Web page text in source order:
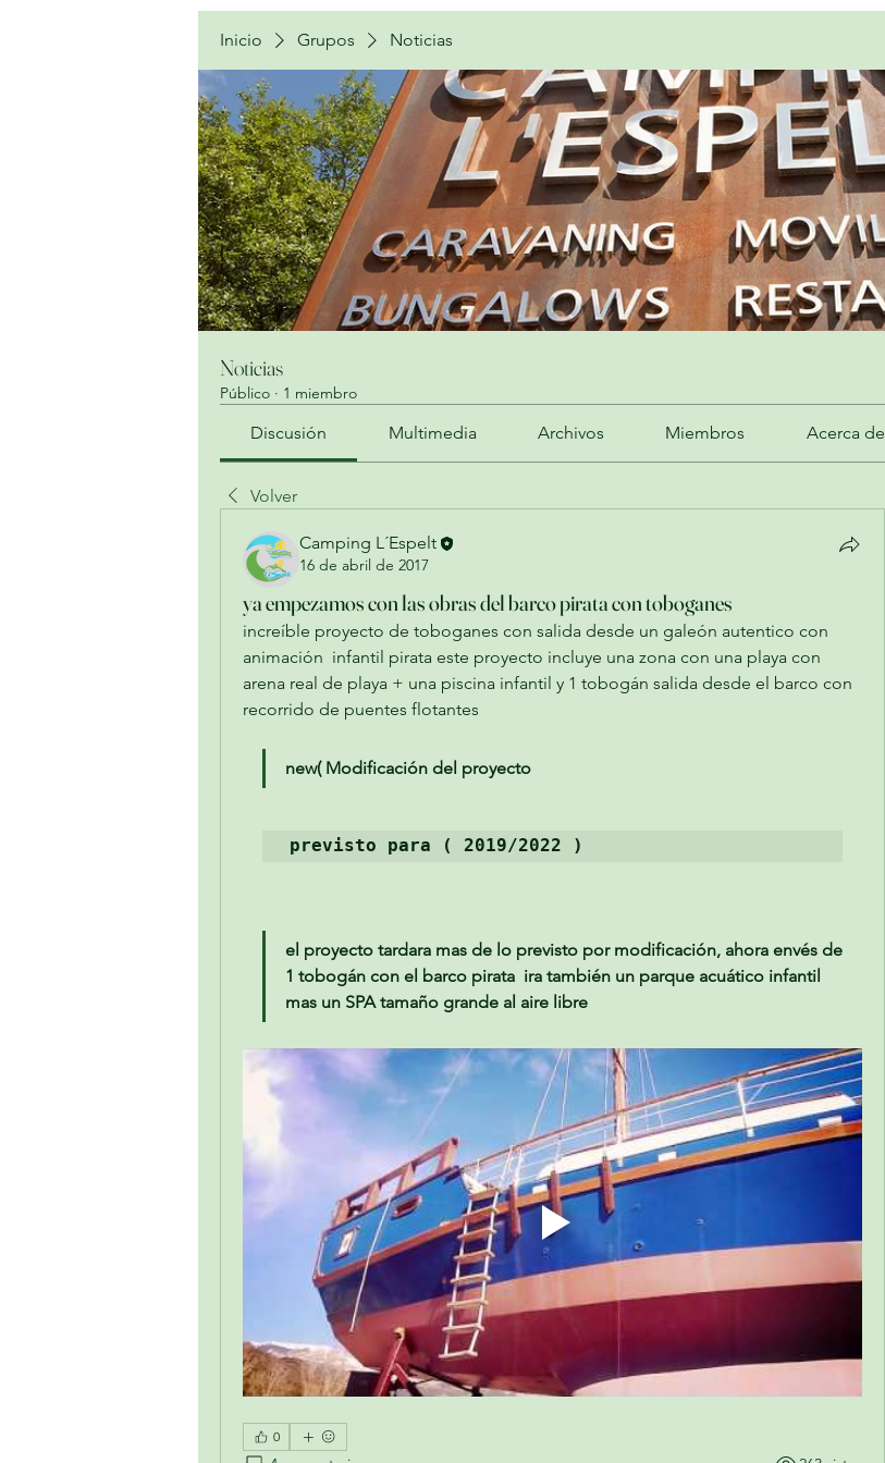
Inicio Grupos Noticias
Noticias
Público · 1 miembro
Discusión Multimedia Archivos Miembros Acerca de
Volver
Camping L´Espelt
16 de abril de 2017
ya empezamos con las obras del barco pirata con toboganes
increíble proyecto de toboganes con salida desde un galeón autentico con
animación  infantil pirata este proyecto incluye una zona con una playa con
arena real de playa + una piscina infantil y 1 tobogán salida desde el barco con
recorrido de puentes flotantes
new( Modificación del proyecto
previsto para ( 2019/2022 )
el proyecto tardara mas de lo previsto por modificación, ahora envés de
1 tobogán con el barco pirata  ira también un parque acuático infantil
mas un SPA tamaño grande al aire libre
0